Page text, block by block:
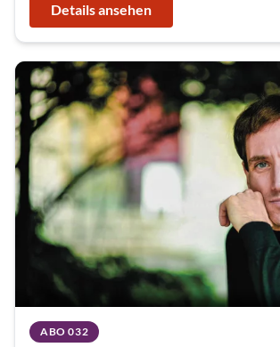
Details ansehen
ABO 032